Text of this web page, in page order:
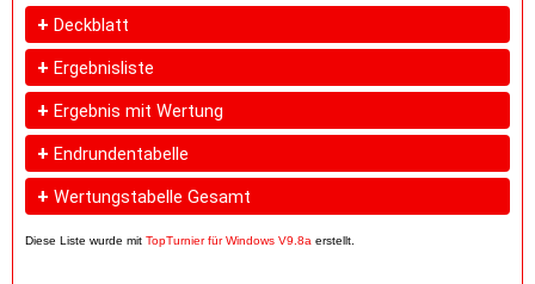
+ Deckblatt
+ Ergebnisliste
+ Ergebnis mit Wertung
+ Endrundentabelle
+ Wertungstabelle Gesamt
Diese Liste wurde mit TopTurnier für Windows V9.8a erstellt.